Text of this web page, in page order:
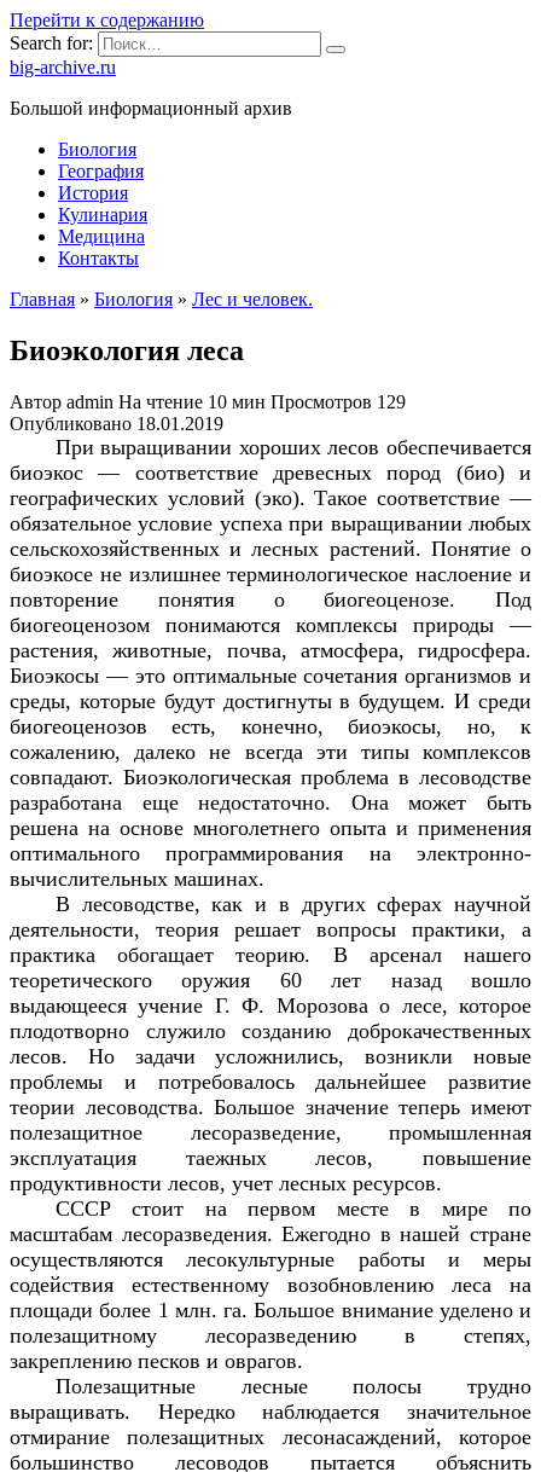
Перейти к содержанию
Search for:
big-archive.ru
Большой информационный архив
Биология
География
История
Кулинария
Медицина
Контакты
Главная » Биология » Лес и человек.
Биоэкология леса
Автор admin На чтение 10 мин Просмотров 129
Опубликовано 18.01.2019
При выращивании хороших лесов обеспечивается
биоэкос — соответствие древесных пород (био) и
географических условий (эко). Такое соответствие —
обязательное условие успеха при выращивании любых
сельскохозяйственных и лесных растений. Понятие о
биоэкосе не излишнее терминологическое наслоение и
повторение понятия о биогеоценозе. Под
биогеоценозом понимаются комплексы природы —
растения, животные, почва, атмосфера, гидросфера.
Биоэкосы — это оптимальные сочетания организмов и
среды, которые будут достигнуты в будущем. И среди
биогеоценозов есть, конечно, биоэкосы, но, к
сожалению, далеко не всегда эти типы комплексов
совпадают. Биоэкологическая проблема в лесоводстве
разработана еще недостаточно. Она может быть
решена на основе многолетнего опыта и применения
оптимального программирования на электронно-
вычислительных машинах.
В лесоводстве, как и в других сферах научной
деятельности, теория решает вопросы практики, а
практика обогащает теорию. В арсенал нашего
теоретического оружия 60 лет назад вошло
выдающееся учение Г. Ф. Морозова о лесе, которое
плодотворно служило созданию доброкачественных
лесов. Но задачи усложнились, возникли новые
проблемы и потребовалось дальнейшее развитие
теории лесоводства. Большое значение теперь имеют
полезащитное лесоразведение, промышленная
эксплуатация таежных лесов, повышение
продуктивности лесов, учет лесных ресурсов.
СССР стоит на первом месте в мире по
масштабам лесоразведения. Ежегодно в нашей стране
осуществляются лесокультурные работы и меры
содействия естественному возобновлению леса на
площади более 1 млн. га. Большое внимание уделено и
полезащитному лесоразведению в степях,
закреплению песков и оврагов.
Полезащитные лесные полосы трудно
выращивать. Нередко наблюдается значительное
отмирание полезащитных лесонасаждений, которое
большинство лесоводов пытается объяснить